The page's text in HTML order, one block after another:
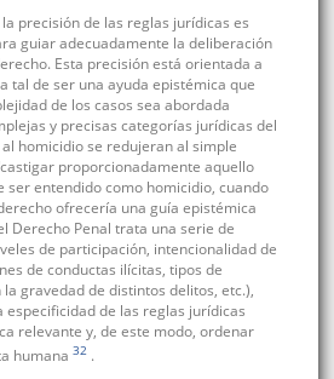
precisión de las reglas jurídicas es
guiar adecuadamente la deliberación
Esta precisión está orientada a
tal de ser una ayuda epistémica que
de los casos sea abordada
y precisas categorías jurídicas del
homicidio se redujeran al simple
proporcionadamente aquello
ser entendido como homicidio, cuando
ofrecería una guía epistémica
Derecho Penal trata una serie de
de participación, intencionalidad de
de conductas ilícitas, tipos de
gravedad de distintos delitos, etc.),
de las reglas jurídicas
relevante y, de este modo, ordenar
humana 32 .